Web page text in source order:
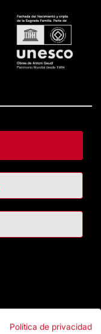
Política de privacidad